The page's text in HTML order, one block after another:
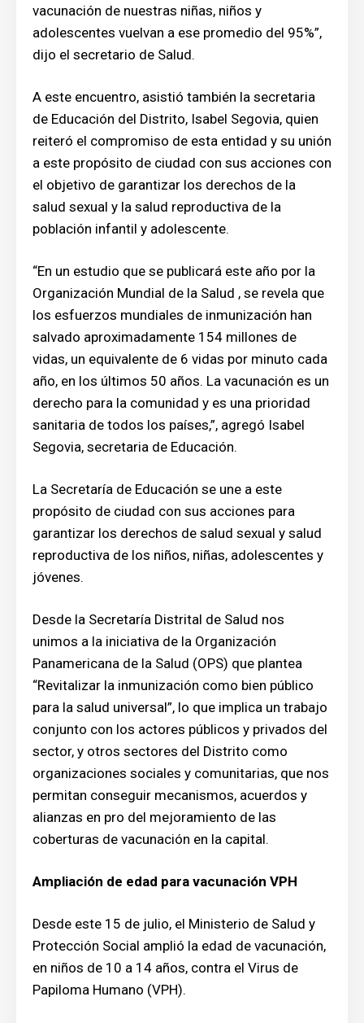
vacunación de nuestras niñas, niños y
adolescentes vuelvan a ese promedio del 95%”,
dijo el secretario de Salud.
A este encuentro, asistió también la secretaria
de Educación del Distrito, Isabel Segovia, quien
reiteró el compromiso de esta entidad y su unión
a este propósito de ciudad con sus acciones con
el objetivo de garantizar los derechos de la
salud sexual y la salud reproductiva de la
población infantil y adolescente.
“En un estudio que se publicará este año por la
Organización Mundial de la Salud , se revela que
los esfuerzos mundiales de inmunización han
salvado aproximadamente 154 millones de
vidas, un equivalente de 6 vidas por minuto cada
año, en los últimos 50 años. La vacunación es un
derecho para la comunidad y es una prioridad
sanitaria de todos los países,”, agregó Isabel
Segovia, secretaria de Educación.
La Secretaría de Educación se une a este
propósito de ciudad con sus acciones para
garantizar los derechos de salud sexual y salud
reproductiva de los niños, niñas, adolescentes y
jóvenes.
Desde la Secretaría Distrital de Salud nos
unimos a la iniciativa de la Organización
Panamericana de la Salud (OPS) que plantea
“Revitalizar la inmunización como bien público
para la salud universal”, lo que implica un trabajo
conjunto con los actores públicos y privados del
sector, y otros sectores del Distrito como
organizaciones sociales y comunitarias, que nos
permitan conseguir mecanismos, acuerdos y
alianzas en pro del mejoramiento de las
coberturas de vacunación en la capital.
Ampliación de edad para vacunación VPH
Desde este 15 de julio, el Ministerio de Salud y
Protección Social amplió la edad de vacunación,
en niños de 10 a 14 años, contra el Virus de
Papiloma Humano (VPH).